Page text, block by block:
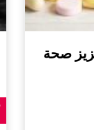
صحة